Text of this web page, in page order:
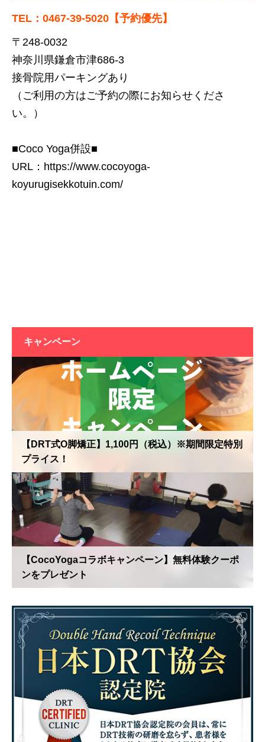
TEL：0467-39-5020【予約優先】
〒248-0032
神奈川県鎌倉市津686-3
接骨院用パーキングあり
（ご利用の方はご予約の際にお知らせくださ
い。）
■Coco Yoga併設■
URL： https://www.cocoyoga-
koyurugisekkotuin.com/
キャンペーン
【DRT式O脚矯正】1,100円（税込）※期間限定特別
プライス！
【CocoYogaコラボキャンペーン】無料体験クーポ
ンをプレゼント